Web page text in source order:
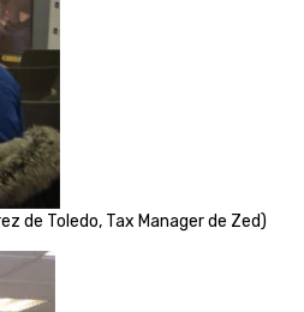
de Toledo, Tax Manager de Zed)